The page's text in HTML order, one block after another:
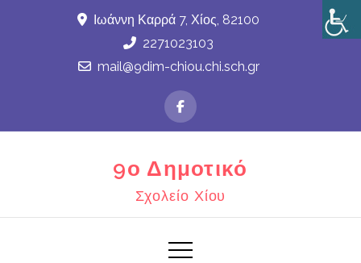
Ιωάννη Καρρά 7, Χίος, 82100
2271023103
mail@9dim-chiou.chi.sch.gr
9ο Δημοτικό
Σχολείο Χίου